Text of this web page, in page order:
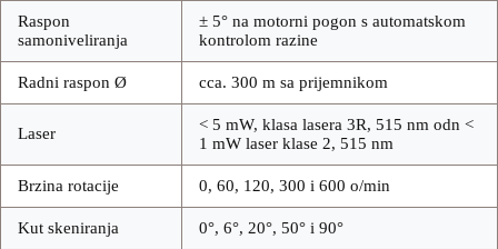
Raspon
samoniveliranja
± 5° na motorni pogon s automatskom
kontrolom razine
Radni raspon Ø cca. 300 m sa prijemnikom
Laser
< 5 mW, klasa lasera 3R, 515 nm odn <
1 mW laser klase 2, 515 nm
Brzina rotacije 0, 60, 120, 300 i 600 o/min
Kut skeniranja 0°, 6°, 20°, 50° i 90°